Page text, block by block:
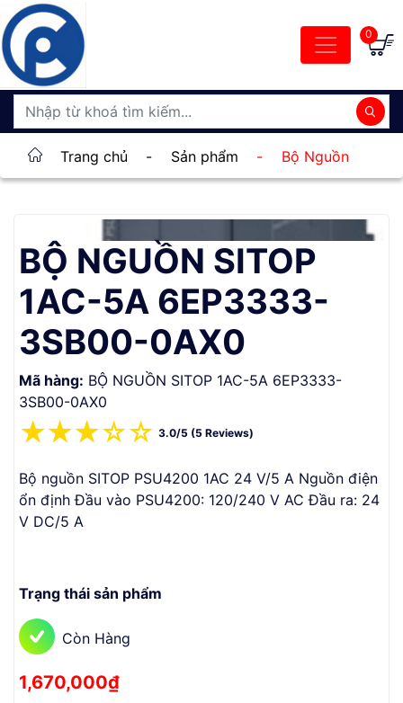
0
Trang chủ - Sản phẩm - Bộ Nguồn
BỘ NGUỒN SITOP
1AC-5A 6EP3333-
3SB00-0AX0
Mã hàng: BỘ NGUỒN SITOP 1AC-5A 6EP3333-
3SB00-0AX0
☆
☆
☆
☆
☆ 3.0/5 (5 Reviews)
Bộ nguồn SITOP PSU4200 1AC 24 V/5 A Nguồn điện
ổn định Đầu vào PSU4200: 120/240 V AC Đầu ra: 24
V DC/5 A
Trạng thái sản phẩm
Còn Hàng
1,670,000₫